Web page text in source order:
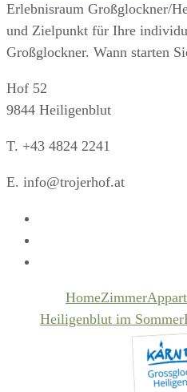
Erlebnisraum Großglockner/
und Zielpunkt für Ihre
Großglockner. Wann starten
Hof 52
9844 Heiligenblut
T. +43 4824 2241
E. info@trojerhof.at
HomeZimmer
Heiligenblut im Sommer